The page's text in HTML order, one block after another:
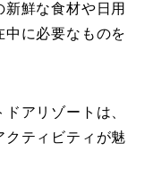
鮮な食材や日用
に必要なものを
アリゾートは、
クティビティが魅